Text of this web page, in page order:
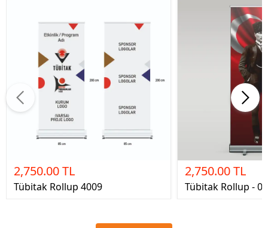
2,750.00 TL
Tübitak Rollup 4009
2,750.00 TL
Tübitak Rollup - 02